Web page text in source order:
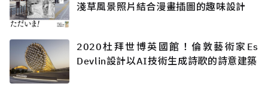
淺草風景照片結合漫畫插圖的趣味設計
2020杜拜世博英國館！倫敦藝術家Es
Devlin設計以AI技術生成詩歌的詩意建築